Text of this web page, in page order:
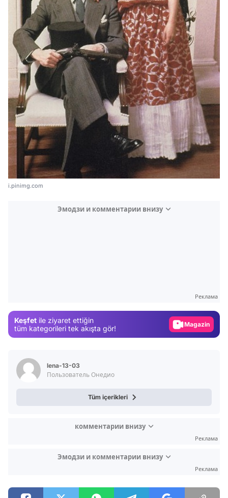
i.pinimg.com
Эмодзи и комментарии внизу
Реклама
Keşfet ile ziyaret ettiğin
tüm kategorileri tek akışta gör!
Video
lena-13-03
Пользователь Онедио
Tüm içerikleri
комментарии внизу
Реклама
Эмодзи и комментарии внизу
Реклама